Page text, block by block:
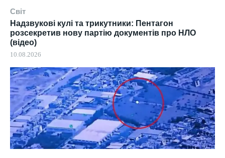
Світ
Надзвукові кулі та трикутники: Пентагон
розсекретив нову партію документів про НЛО
(відео)
10.08.2026